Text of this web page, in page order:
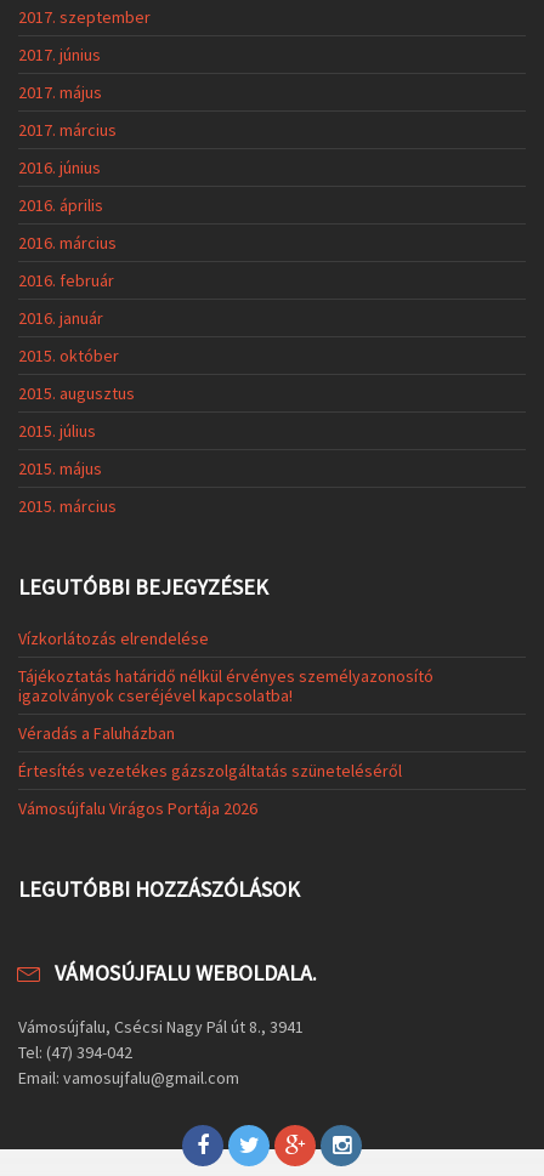
2017. szeptember
2017. június
2017. május
2017. március
2016. június
2016. április
2016. március
2016. február
2016. január
2015. október
2015. augusztus
2015. július
2015. május
2015. március
LEGUTÓBBI BEJEGYZÉSEK
Vízkorlátozás elrendelése
Tájékoztatás határidő nélkül érvényes személyazonosító
igazolványok cseréjével kapcsolatba!
Véradás a Faluházban
Értesítés vezetékes gázszolgáltatás szüneteléséről
Vámosújfalu Virágos Portája 2026
LEGUTÓBBI HOZZÁSZÓLÁSOK
VÁMOSÚJFALU WEBOLDALA.
Vámosújfalu, Csécsi Nagy Pál út 8., 3941
Tel: (47) 394-042
Email: vamosujfalu@gmail.com